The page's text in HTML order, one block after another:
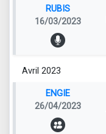
RUBIS
16/03/2023
Avril 2023
ENGIE
26/04/2023